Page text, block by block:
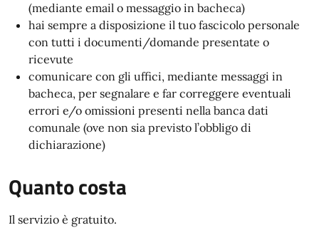
(mediante email o messaggio in bacheca)
hai sempre a disposizione il tuo fascicolo personale
con tutti i documenti/domande presentate o
ricevute
comunicare con gli uffici, mediante messaggi in
bacheca, per segnalare e far correggere eventuali
errori e/o omissioni presenti nella banca dati
comunale (ove non sia previsto l’obbligo di
dichiarazione)
Quanto costa
Il servizio è gratuito.